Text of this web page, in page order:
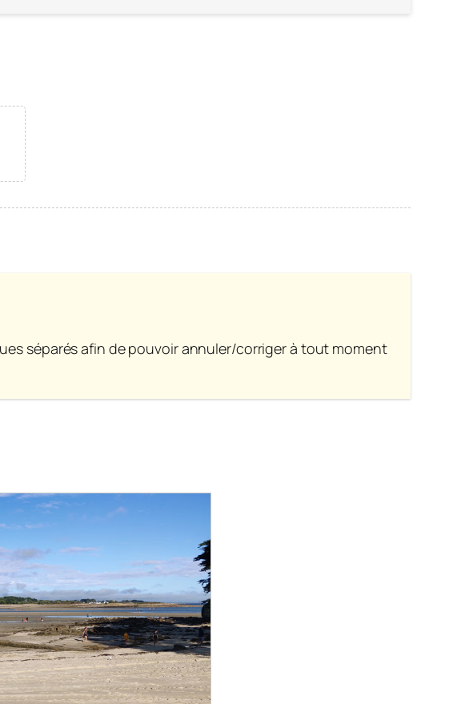
séparés afin de pouvoir annuler/corriger à tout moment